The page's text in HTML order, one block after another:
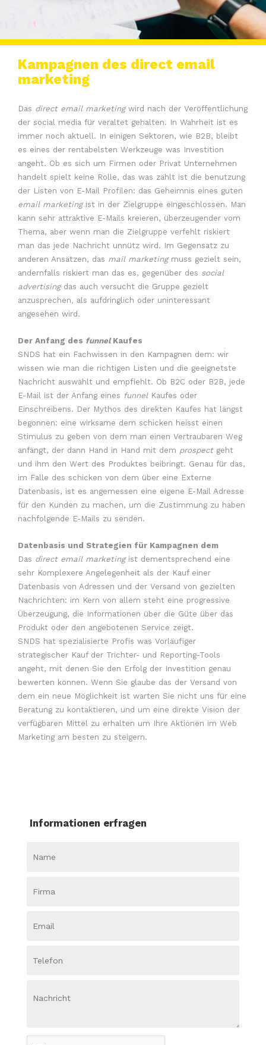
Kampagnen des direct email
marketing
Das direct email marketing wird nach der Veröffentlichung
der social media für veraltet gehalten. In Wahrheit ist es
immer noch aktuell. In einigen Sektoren, wie B2B, bleibt
es eines der rentabelsten Werkzeuge was Investition
angeht. Ob es sich um Firmen oder Privat Unternehmen
handelt spielt keine Rolle, das was zählt ist die benutzung
der Listen von E-Mail Profilen: das Geheimnis eines guten
email marketingist in der Zielgruppe eingeschlossen. Man
kann sehr attraktive E-Mails kreieren, überzeugender vom
Thema, aber wenn man die Zielgruppe verfehlt riskiert
man das jede Nachricht unnütz wird. Im Gegensatz zu
anderen Ansätzen, das mail marketingmuss gezielt sein,
andernfalls riskiert man das es, gegenüber des social
advertising das auch versucht die Gruppe gezielt
anzusprechen, als aufdringlich oder uninteressant
angesehen wird.
Der Anfang des funnel Kaufes
SNDS hat ein Fachwissen in den Kampagnen dem: wir
wissen wie man die richtigen Listen und die geeignetste
Nachricht auswählt und empfiehlt. Ob B2C oder B2B, jede
E-Mail ist der Anfang eines funnel Kaufes oder
Einschreibens. Der Mythos des direkten Kaufes hat längst
begonnen: eine wirksame dem schicken heisst einen
Stimulus zu geben von dem man einen Vertraubaren Weg
anfängt, der dann Hand in Hand mit dem prospect geht
und ihm den Wert des Produktes beibringt. Genau für das,
im Falle des schicken von dem über eine Externe
Datenbasis, ist es angemessen eine eigene E-Mail Adresse
für den Kunden zu machen, um die Zustimmung zu haben
nachfolgende E-Mails zu senden.
Datenbasis und Strategien für Kampagnen dem
Das direct email marketing ist dementsprechend eine
sehr Komplexere Angelegenheit als der Kauf einer
Datenbasis von Adressen und der Versand von gezielten
Nachrichten: im Kern von allem steht eine progressive
Überzeugung, die Informationen über die Güte über das
Produkt oder den angebotenen Service zeigt.
SNDS hat spezialisierte Profis was Vorläufiger
strategischer Kauf der Trichter- und Reporting-Tools
angeht, mit denen Sie den Erfolg der Investition genau
bewerten können. Wenn Sie glaube das der Versand von
dem ein neue Möglichkeit ist warten Sie nicht uns für eine
Beratung zu kontaktieren, und um eine direkte Vision der
verfügbaren Mittel zu erhalten um Ihre Aktionen im Web
Marketing am besten zu steigern.
Informationen erfragen